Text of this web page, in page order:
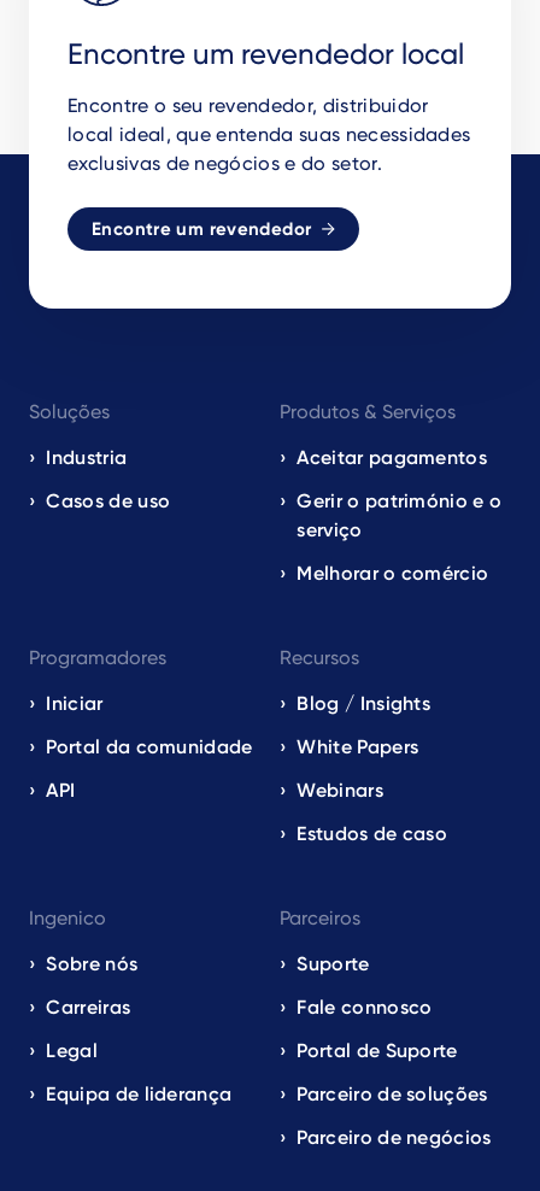
Encontre um revendedor local
Encontre o seu revendedor, distribuidor
local ideal, que entenda suas necessidades
exclusivas de negócios e do setor.
Encontre um revendedor
navigation
EN
Soluções
Industria
Casos de uso
Produtos & Serviços
Aceitar pagamentos
Gerir o património e o
serviço
Melhorar o comércio
Programadores
Iniciar
Portal da comunidade
API
Recursos
Blog / Insights
White Papers
Webinars
Estudos de caso
Ingenico
Sobre nós
Carreiras
Legal
Equipa de liderança
Parceiros
Suporte
Fale connosco
Portal de Suporte
Parceiro de soluções
Parceiro de negócios